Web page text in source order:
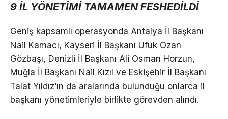
9 İL YÖNETİMİ TAMAMEN FESHEDİLDİ
Geniş kapsamlı operasyonda Antalya İl Başkanı
Nail Kamacı, Kayseri İl Başkanı Ufuk Ozan
Gözbaşı, Denizli İl Başkanı Ali Osman Horzun,
Muğla İl Başkanı Nail Kızıl ve Eskişehir İl Başkanı
Talat Yıldız’ın da aralarında bulunduğu onlarca il
başkanı yönetimleriyle birlikte görevden alındı.